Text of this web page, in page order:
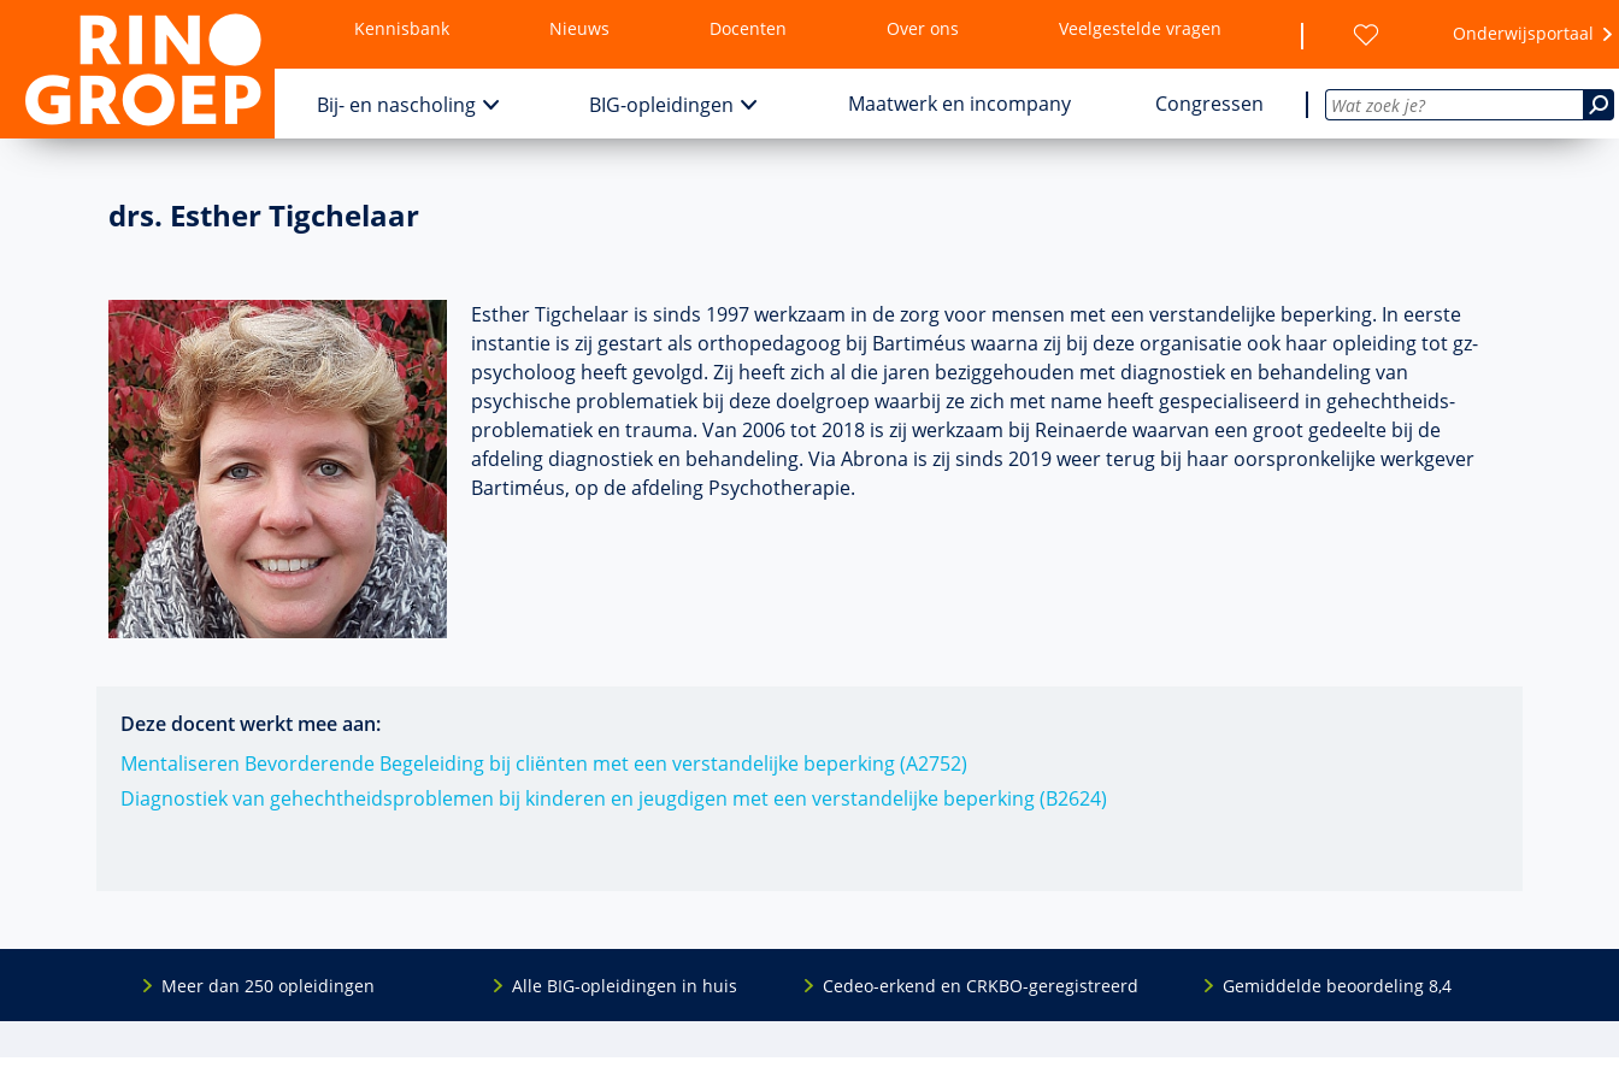
Kennisbank Nieuws Docenten Over ons Veelgestelde vragen Onderwijsportaal
Bij- en nascholing BIG-opleidingen Maatwerk en incompany Congressen
drs. Esther Tigchelaar
Esther Tigchelaar is sinds 1997 werkzaam in de zorg voor mensen met een verstandelijke beperking. In eerste
instantie is zij gestart als orthopedagoog bij Bartiméus waarna zij bij deze organisatie ook haar opleiding tot gz-
psycholoog heeft gevolgd. Zij heeft zich al die jaren beziggehouden met diagnostiek en behandeling van
psychische problematiek bij deze doelgroep waarbij ze zich met name heeft gespecialiseerd in gehechtheids-
problematiek en trauma. Van 2006 tot 2018 is zij werkzaam bij Reinaerde waarvan een groot gedeelte bij de
afdeling diagnostiek en behandeling. Via Abrona is zij sinds 2019 weer terug bij haar oorspronkelijke werkgever
Bartiméus, op de afdeling Psychotherapie.
Deze docent werkt mee aan:
Mentaliseren Bevorderende Begeleiding bij cliënten met een verstandelijke beperking (A2752)
Diagnostiek van gehechtheidsproblemen bij kinderen en jeugdigen met een verstandelijke beperking (B2624)
Meer dan 250 opleidingen Alle BIG-opleidingen in huis Cedeo-erkend en CRKBO-geregistreerd Gemiddelde beoordeling 8,4